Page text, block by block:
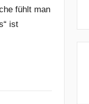
fühlt man
ist